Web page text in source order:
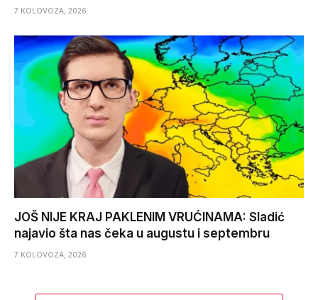
7 KOLOVOZA, 2026
JOŠ NIJE KRAJ PAKLENIM VRUĆINAMA: Sladić
najavio šta nas čeka u augustu i septembru
7 KOLOVOZA, 2026